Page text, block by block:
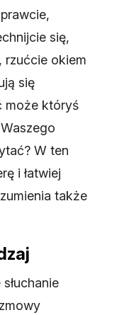
się,
rzućcie okiem
się
może któryś
W ten
i łatwiej
także